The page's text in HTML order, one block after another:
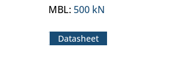
MBL: 500 kN
Datasheet